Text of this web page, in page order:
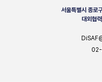
서울특별시 종로
대외협